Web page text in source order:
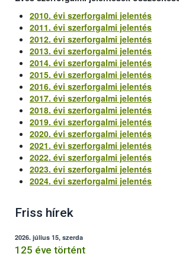
2010. évi szerforgalmi jelentés
2011. évi szerforgalmi jelentés
2012. évi szerforgalmi jelentés
2013. évi szerforgalmi jelentés
2014. évi szerforgalmi jelentés
2015. évi szerforgalmi jelentés
2016. évi szerforgalmi jelentés
2017. évi szerforgalmi jelentés
2018. évi szerforgalmi jelentés
2019. évi szerforgalmi jelentés
2020. évi szerforgalmi jelentés
2021. évi szerforgalmi jelentés
2022. évi szerforgalmi jelentés
2023. évi szerforgalmi jelentés
2024. évi szerforgalmi jelentés
Friss hírek
2026. július 15, szerda
125 éve történt